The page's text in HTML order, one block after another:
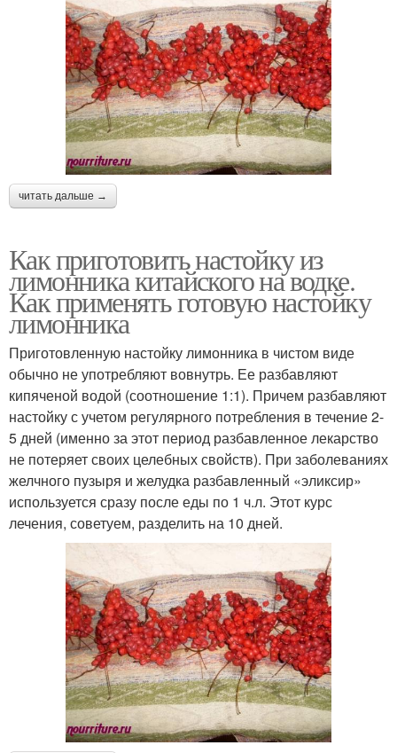
читать дальше →
Как приготовить настойку из
лимонника китайского на водке.
Как применять готовую настойку
лимонника
Приготовленную настойку лимонника в чистом виде
обычно не употребляют вовнутрь. Ее разбавляют
кипяченой водой (соотношение 1:1). Причем разбавляют
настойку с учетом регулярного потребления в течение 2-
5 дней (именно за этот период разбавленное лекарство
не потеряет своих целебных свойств). При заболеваниях
желчного пузыря и желудка разбавленный «эликсир»
используется сразу после еды по 1 ч.л. Этот курс
лечения, советуем, разделить на 10 дней.